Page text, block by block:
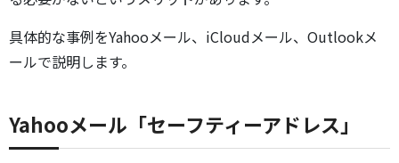
具体的な事例をYahooメール、iCloudメール、Outlookメ
ールで説明します。
Yahooメール「セーフティーアドレス」